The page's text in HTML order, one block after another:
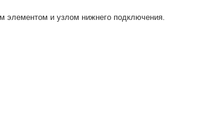
элементом и узлом нижнего подключения.